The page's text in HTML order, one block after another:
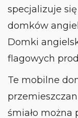
specjalizuje
domków
Domki
flagowych
Te mobilne
śmiało można